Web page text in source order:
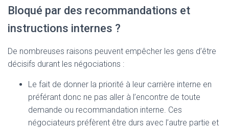
Bloqué par des recommandations et
instructions internes ?
De nombreuses raisons peuvent empêcher les gens d’être
décisifs durant les négociations :
Le fait de donner la priorité à leur carrière interne en
préférant donc ne pas aller à l’encontre de toute
demande ou recommandation interne. Ces
négociateurs préfèrent être durs avec l’autre partie et